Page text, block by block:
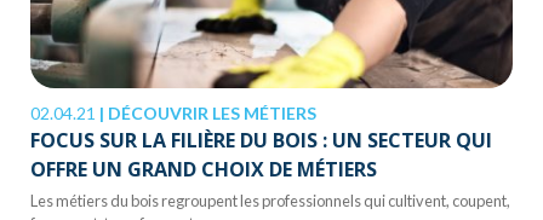
02.04.21 | DÉCOUVRIR LES MÉTIERS
FOCUS SUR LA FILIÈRE DU BOIS : UN SECTEUR QUI
OFFRE UN GRAND CHOIX DE MÉTIERS
Les métiers du bois regroupent les professionnels qui cultivent, coupent,